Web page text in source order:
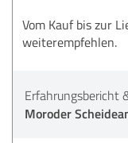
Vom Kauf bis zur
weiterempfehlen.
Erfahrungsbericht
Moroder